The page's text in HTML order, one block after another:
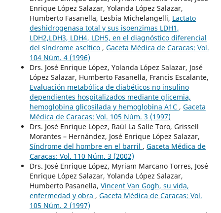
Enrique López Salazar, Yolanda López Salazar,
Humberto Fasanella, Lesbia Michelangelli, Lactato
deshidrogenasa total y sus isoenzimas LDH1,
LDH2,LDH3, LDH4, LDH5, en el diagnóstico diferencial
del síndrome ascítico , Gaceta Médica de Caracas: Vol.
104 Núm. 4 (1996)
Drs. José Enrique López, Yolanda López Salazar, José
López Salazar, Humberto Fasanella, Francis Escalante,
Evaluación metabólica de diabéticos no insulino
dependientes hospitalizados mediante glicemia,
hemoglobina glicosilada y hemoglobina A1C , Gaceta
Médica de Caracas: Vol. 105 Núm. 3 (1997)
Drs. José Enrique López, Raúl La Salle Toro, Grissell
Morantes – Hernández, José Enrique López Salazar,
Síndrome del hombre en el barril , Gaceta Médica de
Caracas: Vol. 110 Núm. 3 (2002)
Drs. José Enrique López, Myriam Marcano Torres, José
Enrique López Salazar, Yolanda López Salazar,
Humberto Pasanella, Vincent Van Gogh, su vida,
enfermedad y obra , Gaceta Médica de Caracas: Vol.
105 Núm. 2 (1997)